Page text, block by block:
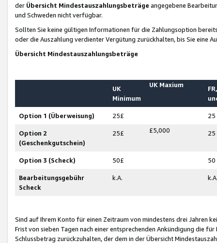
der Übersicht Mindestauszahlungsbeträge angegebene
und Schweden nicht verfügbar.
Sollten Sie keine gültigen Informationen für die Zahlungsoption
oder die Auszahlung verdienter Vergütung zurückhalten, bis Sie
Übersicht Mindestauszahlungsbeträge
UK
Minimum
UK Maxium
Option 1 (Überweisung) 25£ 25
Option 2
(Geschenkgutschein)
25£ £5,000 25
Option 3 (Scheck) 50£ 50
Bearbeitungsgebühr
Scheck
k.A.
Sind auf Ihrem Konto für einen Zeitraum von mindestens drei Jahren
Frist von sieben Tagen nach einer entsprechenden Ankündigung die
Schlussbetrag zurückzuhalten, der dem in der Übersicht